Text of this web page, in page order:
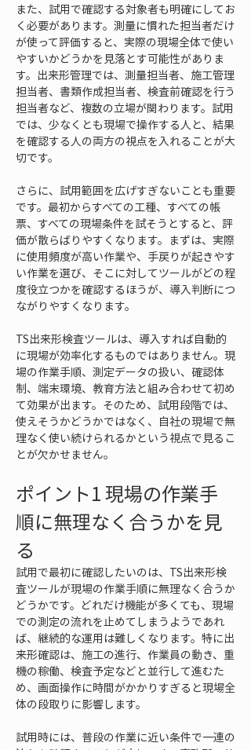
また、試用で確認する対象者も明確にしてお
く必要があります。測量に慣れた担当者だけ
が使って評価すると、実際の現場全体で使い
やすいかどうかを見落とす可能性がありま
す。出来形管理では、測量担当者、施工管理
担当者、書類作成担当者、検査前確認を行う
担当者など、複数の立場が関わります。試用
では、少なくとも現場で操作する人と、結果
を確認する人の両方の視点を入れることが大
切です。
さらに、試用範囲を広げすぎないことも重要
です。最初からすべての工種、すべての帳
票、すべての現場条件を試そうとすると、評
価が散らばりやすくなります。まずは、実際
に使用頻度が高い作業や、手戻りが起きやす
い作業を選び、そこに対してツールがどの程
度役立つかを確認するほうが、導入判断につ
ながりやすくなります。
TS出来形検査ツールは、導入すれば自動的
に現場が効率化するものではありません。現
場の作業手順、測定データの扱い、確認体
制、端末環境、教育方法と組み合わせて初め
て効果が出ます。そのため、試用段階では、
使えそうかどうかではなく、自社の現場で無
理なく使い続けられるかという視点で見るこ
とが欠かせません。
ポイント1 現場の作業手
順に無理なく合うかを見
る
試用で最初に確認したいのは、TS出来形検
査ツールが現場の作業手順に無理なく合うか
どうかです。どれだけ機能が多くても、現場
での測定の流れを止めてしまうようであれ
ば、継続的な運用は難しくなります。特に出
来形確認は、施工の進行、作業員の動き、重
機の稼働、検査予定などと並行して進むた
め、画面操作に時間がかかりすぎると現場全
体の段取りに影響します。
試用時には、普段の作業に近い条件で一連の